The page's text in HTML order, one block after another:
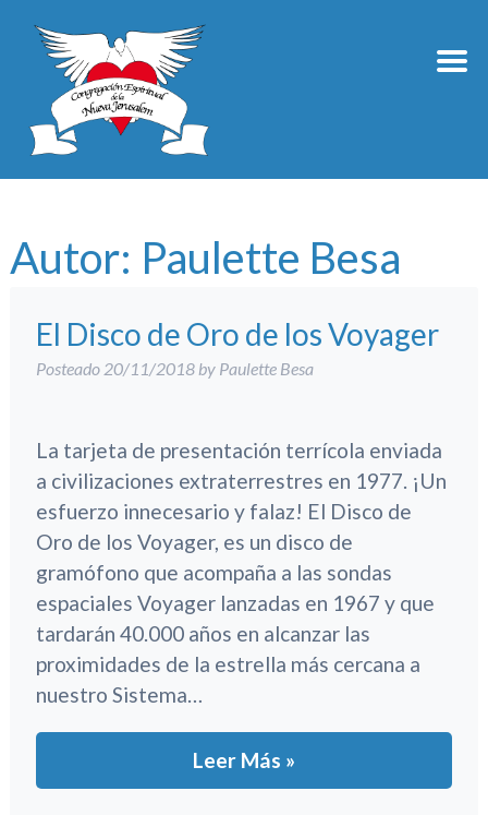
Autor: Paulette Besa
El Disco de Oro de los Voyager
Posteado 20/11/2018 by Paulette Besa
La tarjeta de presentación terrícola enviada
a civilizaciones extraterrestres en 1977. ¡Un
esfuerzo innecesario y falaz! El Disco de
Oro de los Voyager, es un disco de
gramófono que acompaña a las sondas
espaciales Voyager lanzadas en 1967 y que
tardarán 40.000 años en alcanzar las
proximidades de la estrella más cercana a
nuestro Sistema…
Leer Más »